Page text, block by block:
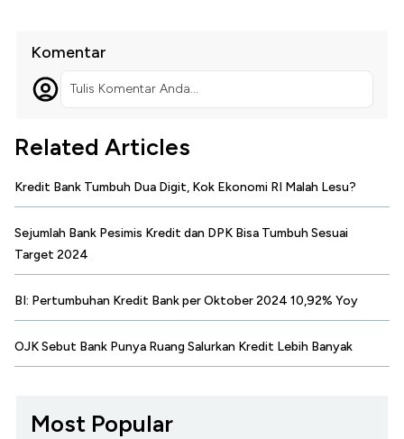
Komentar
Tulis Komentar Anda...
Related Articles
Kredit Bank Tumbuh Dua Digit, Kok Ekonomi RI Malah Lesu?
Sejumlah Bank Pesimis Kredit dan DPK Bisa Tumbuh Sesuai
Target 2024
BI: Pertumbuhan Kredit Bank per Oktober 2024 10,92% Yoy
OJK Sebut Bank Punya Ruang Salurkan Kredit Lebih Banyak
Most Popular